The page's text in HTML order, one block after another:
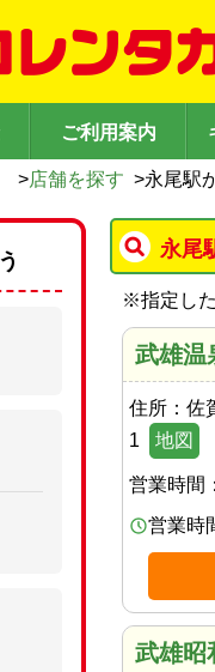
ご利用案内
>店舗を探す >永尾駅
永尾
※指定し
武雄温
住所： 佐
1
地図
営業時間：
営業時
武雄昭